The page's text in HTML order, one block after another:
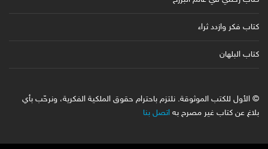
كتاب فكر وازدد ثراء
كتاب البلهان
© الأول للكتب الموثوقة. نلتزم باحترام حقوق الملكية الفكرية، ونرحّب بأي
بلاغ عن كتاب غير مصرح به اتصل بنا